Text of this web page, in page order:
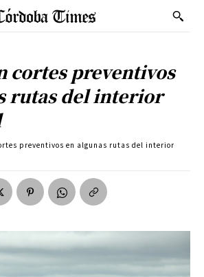
cortes preventivos
rutas del interior
preventivos en algunas rutas del interior